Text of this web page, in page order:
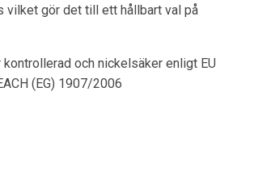
vilket gör det till ett hållbart val på
kontrollerad och nickelsäker enligt EU
(EG) 1907/2006